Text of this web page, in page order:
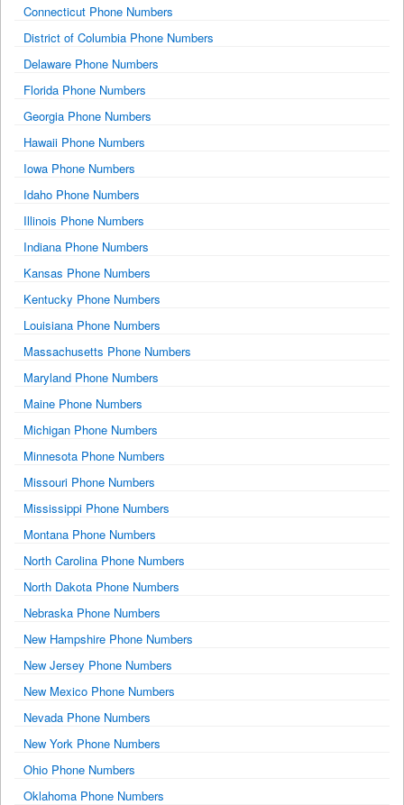
Connecticut Phone Numbers
District of Columbia Phone Numbers
Delaware Phone Numbers
Florida Phone Numbers
Georgia Phone Numbers
Hawaii Phone Numbers
Iowa Phone Numbers
Idaho Phone Numbers
Illinois Phone Numbers
Indiana Phone Numbers
Kansas Phone Numbers
Kentucky Phone Numbers
Louisiana Phone Numbers
Massachusetts Phone Numbers
Maryland Phone Numbers
Maine Phone Numbers
Michigan Phone Numbers
Minnesota Phone Numbers
Missouri Phone Numbers
Mississippi Phone Numbers
Montana Phone Numbers
North Carolina Phone Numbers
North Dakota Phone Numbers
Nebraska Phone Numbers
New Hampshire Phone Numbers
New Jersey Phone Numbers
New Mexico Phone Numbers
Nevada Phone Numbers
New York Phone Numbers
Ohio Phone Numbers
Oklahoma Phone Numbers